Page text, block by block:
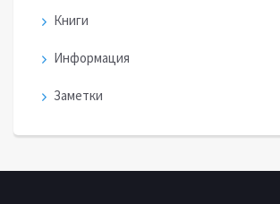
Книги
Информация
Заметки